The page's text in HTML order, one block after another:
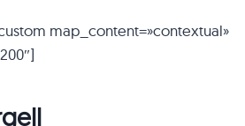
map_content=»contextual»